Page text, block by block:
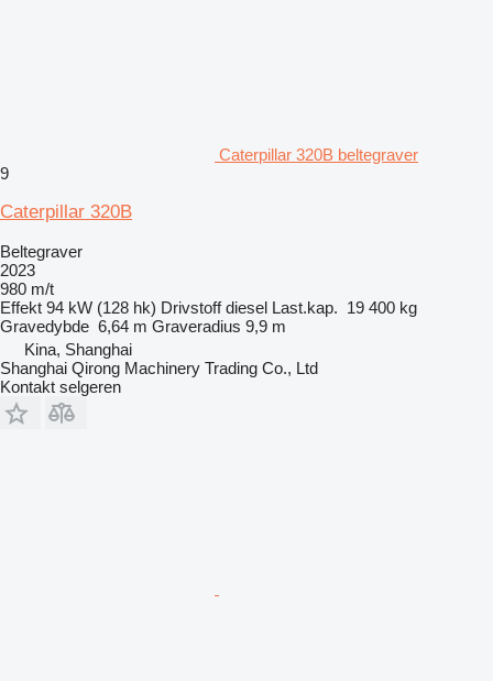
Caterpillar 320B beltegraver
9
Caterpillar 320B
Beltegraver
2023
980 m/t
Effekt 94 kW (128 hk) Drivstoff diesel Last.kap. 19 400 kg
Gravedybde 6,64 m Graveradius 9,9 m
Kina, Shanghai
Shanghai Qirong Machinery Trading Co., Ltd
Kontakt selgeren